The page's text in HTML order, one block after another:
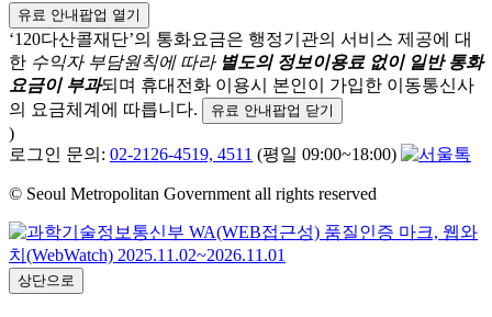
유료 안내팝업 열기
‘120다산콜재단’의 통화요금은 행정기관의 서비스 제공에 대
한 수익자 부담원칙에 따라 별도의 정보이용료 없이 일반 통화
요금이 부과되며 휴대전화 이용시 본인이 가입한 이동통신사
의 요금체계에 따릅니다.
유료 안내팝업 닫기
)
로그인 문의: 02-2126-4519, 4511 (평일 09:00~18:00)
© Seoul Metropolitan Government all rights reserved
상단으로